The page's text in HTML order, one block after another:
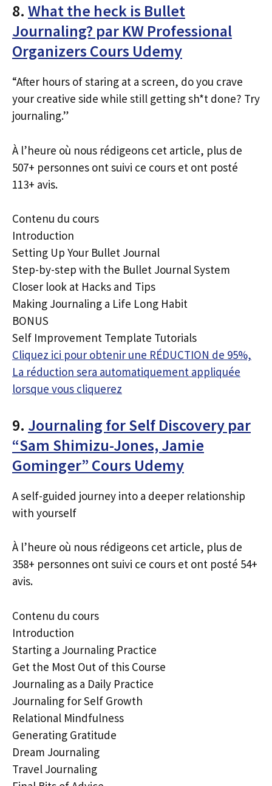
8. What the heck is Bullet
Journaling? par KW Professional
Organizers Cours Udemy
“After hours of staring at a screen, do you crave
your creative side while still getting sh*t done? Try
journaling.”
À l’heure où nous rédigeons cet article, plus de
507+ personnes ont suivi ce cours et ont posté
113+ avis.
Contenu du cours
Introduction
Setting Up Your Bullet Journal
Step-by-step with the Bullet Journal System
Closer look at Hacks and Tips
Making Journaling a Life Long Habit
BONUS
Self Improvement Template Tutorials
Cliquez ici pour obtenir une RÉDUCTION de 95%,
La réduction sera automatiquement appliquée
lorsque vous cliquerez
9. Journaling for Self Discovery par
“Sam Shimizu-Jones, Jamie
Gominger” Cours Udemy
A self-guided journey into a deeper relationship
with yourself
À l’heure où nous rédigeons cet article, plus de
358+ personnes ont suivi ce cours et ont posté 54+
avis.
Contenu du cours
Introduction
Starting a Journaling Practice
Get the Most Out of this Course
Journaling as a Daily Practice
Journaling for Self Growth
Relational Mindfulness
Generating Gratitude
Dream Journaling
Travel Journaling